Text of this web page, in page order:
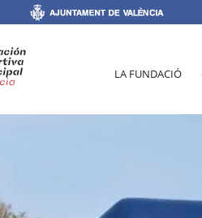
LA FUNDACIÓ